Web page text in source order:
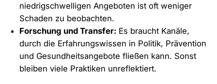
niedrigschwelligen Angeboten ist oft weniger
Schaden zu beobachten.
Forschung und Transfer: Es braucht Kanäle,
durch die Erfahrungswissen in Politik, Prävention
und Gesundheitsangebote fließen kann. Sonst
bleiben viele Praktiken unreflektiert.